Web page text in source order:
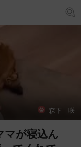
森下 咲
マが寝込ん